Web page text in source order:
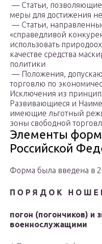
— Статьи, позволяющие
меры для достижения
— Статьи,
«справедливой
использовать
качестве средства
политики
— Положения,
торговлю по
Исключения из
Развивающиеся и
имеющие льготный
зоны свободной
Элементы
Российской
Форма была введена в
П О Р Я Д О К Н О Ш Е
погон (погончиков) и
военнослужащими